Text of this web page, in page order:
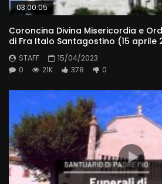
03:00:05
Coroncina Divina Misericordia e
di Fra Italo Santagostino (15 aprile
STAFF
15/04/2023
0
21K 378 0